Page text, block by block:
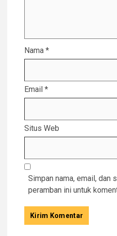
Nama *
Email *
Situs Web
Simpan nama, email, dan
peramban ini untuk